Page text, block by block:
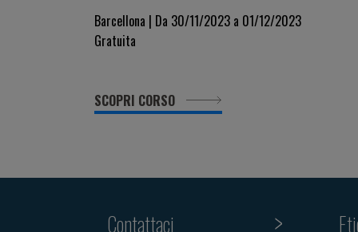
Barcellona | Da 30/11/2023 a 01/12/2023
Gratuita
SCOPRI CORSO
Contattaci